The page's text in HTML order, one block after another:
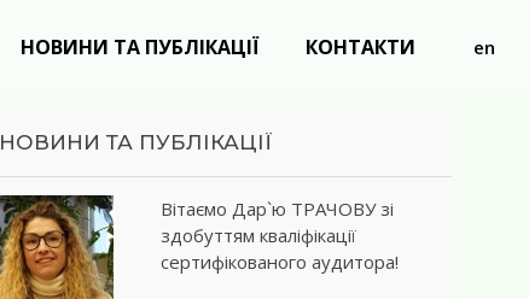
en
НОВИНИ ТА ПУБЛІКАЦІЇ КОНТАКТИ
НОВИНИ ТА ПУБЛІКАЦІЇ
Вітаємо Дар`ю ТРАЧОВУ зі
здобуттям кваліфікації
сертифікованого аудитора!